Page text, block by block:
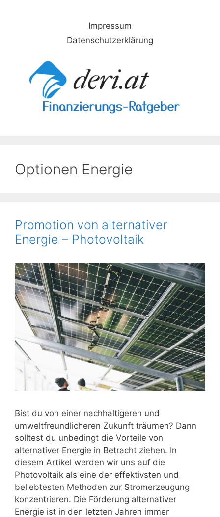
Impressum
Datenschutzerklärung
Optionen Energie
Promotion von alternativer
Energie – Photovoltaik
Bist du von einer nachhaltigeren und
umweltfreundlicheren Zukunft träumen? Dann
solltest du unbedingt die Vorteile von
alternativer Energie in Betracht ziehen. In
diesem Artikel werden wir uns auf die
Photovoltaik als eine der effektivsten und
beliebtesten Methoden zur Stromerzeugung
konzentrieren. Die Förderung alternativer
Energie ist in den letzten Jahren immer